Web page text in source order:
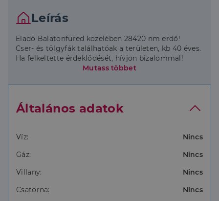
Leírás
Eladó Balatonfüred közelében 28420 nm erdő!
Cser- és tölgyfák találhatóak a területen, kb 40 éves.
Ha felkeltette érdeklődését, hívjon bizalommal!
Mutass többet
Általános adatok
Víz:
Nincs
Gáz:
Nincs
Villany:
Nincs
Csatorna:
Nincs